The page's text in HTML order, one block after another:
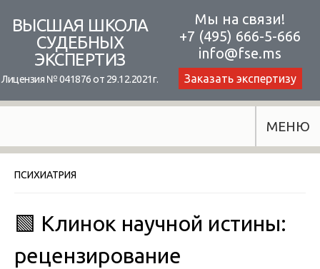
content
ВЫСШАЯ ШКОЛА
СУДЕБНЫХ
ЭКСПЕРТИЗ
Лицензия № 041876 от 29.12.2021г.
Мы на связи!
+7 (495) 666-5-666
info@fse.ms
Заказать экспертизу
МЕНЮ
ПСИХИАТРИЯ
🟩 Клинок научной истины:
рецензирование